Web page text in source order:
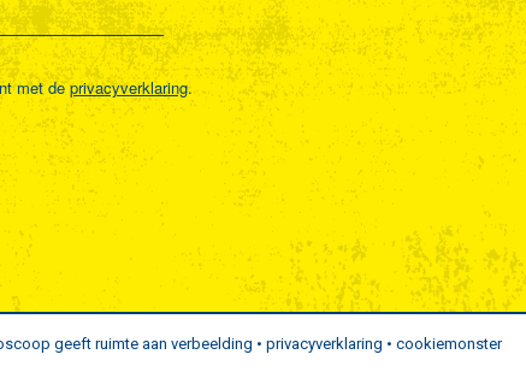
met deprivacyverklaring.
geeft ruimte aan verbeelding • privacyverklaring • cookiemonster